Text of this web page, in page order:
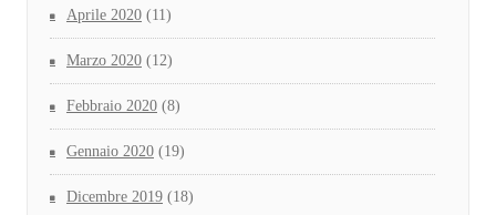
Aprile 2020 (11)
Marzo 2020 (12)
Febbraio 2020 (8)
Gennaio 2020 (19)
Dicembre 2019 (18)